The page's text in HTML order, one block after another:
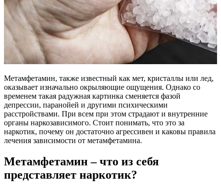
Метамфетамин, также известный как мет, кристаллы или лед,
оказывает изначально окрыляющие ощущения. Однако со
временем такая радужная картинка сменяется фазой
депрессии, паранойей и другими психическими
расстройствами. При всем при этом страдают и внутренние
органы наркозависимого. Стоит понимать, что это за
наркотик, почему он достаточно агрессивен и каковы правила
лечения зависимости от метамфетамина.
Метамфетамин – что из себя
представляет наркотик?